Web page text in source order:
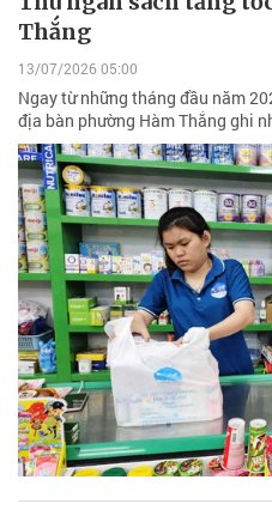
Thắng
13/07/2026 05:00
Ngay từ những tháng đầu năm
địa bàn phường Hàm Thắng ghi